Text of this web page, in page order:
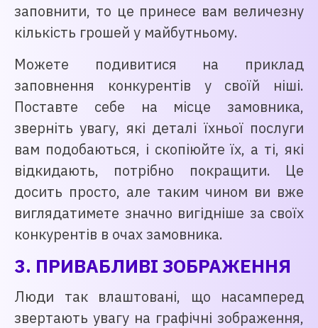
заповнити, то це принесе вам величезну
кількість грошей у майбутньому.
Можете подивитися на приклад
заповнення конкурентів у своїй ніші.
Поставте себе на місце замовника,
зверніть увагу, які деталі їхньої послуги
вам подобаються, і скопіюйте їх, а ті, які
відкидають, потрібно покращити. Це
досить просто, але таким чином ви вже
виглядатимете значно вигідніше за своїх
конкурентів в очах замовника.
3. ПРИВАБЛИВІ ЗОБРАЖЕННЯ
Люди так влаштовані, що насамперед
звертають увагу на графічні зображення,